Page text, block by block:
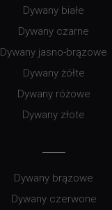
Dywany białe
Dywany czarne
Dywany jasno-brązowe
Dywany żółte
Dywany różowe
Dywany złote
Dywany brązowe
Dywany czerwone